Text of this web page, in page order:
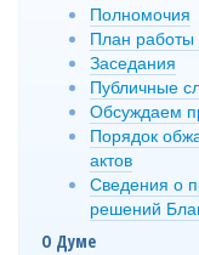
Полномочия
План работы
Заседания
Публичные
Обсуждаем
Порядок
актов
Сведения о
решений
О Думе